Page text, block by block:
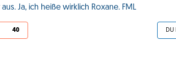
Ja, ich heiße wirklich Roxane. FML
40 DU